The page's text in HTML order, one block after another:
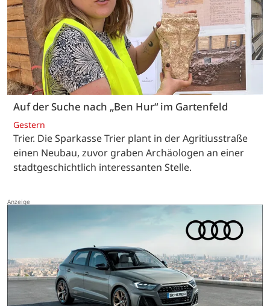
Auf der Suche nach „Ben Hur“ im Gartenfeld
Gestern
Trier. Die Sparkasse Trier plant in der Agritiusstraße
einen Neubau, zuvor graben Archäologen an einer
stadtgeschichtlich interessanten Stelle.